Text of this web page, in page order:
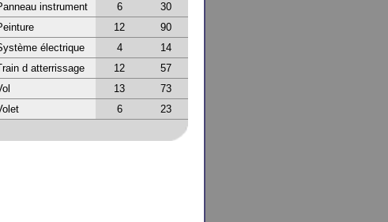
instrument
6
30
12
90
électrique
4
14
d atterrissage
12
57
13
73
6 23